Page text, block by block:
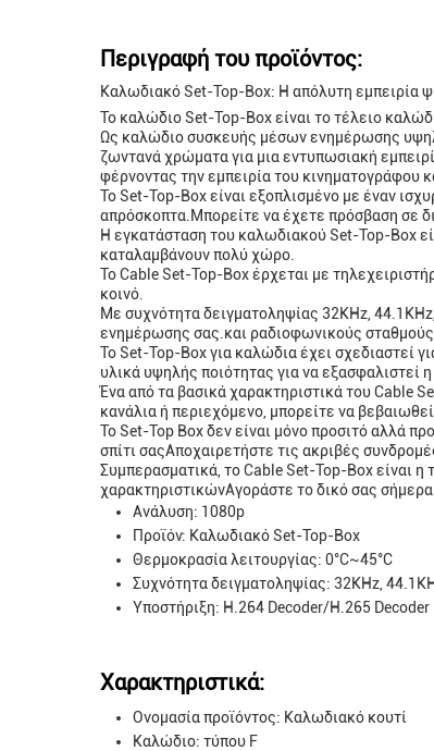
Περιγραφή του προϊόντος:
Καλωδιακό Set-Top-Box: Η απόλυτη εμπειρία
Το καλώδιο Set-Top-Box είναι το τέλειο
Ως καλώδιο συσκευής μέσων ενημέρωσης
ζωντανά χρώματα για μια εντυπωσιακή
φέρνοντας την εμπειρία του κινηματογράφου
Το Set-Top-Box είναι εξοπλισμένο με έναν
απρόσκοπτα.Μπορείτε να έχετε πρόσβαση σε
Η εγκατάσταση του καλωδιακού Set-Top-Box
καταλαμβάνουν πολύ χώρο.
Το Cable Set-Top-Box έρχεται με
κοινό.
Με συχνότητα δειγματοληψίας 32KHz,
ενημέρωσης σας.και ραδιοφωνικούς
Το Set-Top-Box για καλώδια έχει σχεδιαστεί
υλικά υψηλής ποιότητας για να εξασφαλιστεί
Ένα από τα βασικά χαρακτηριστικά του Cable
κανάλια ή περιεχόμενο, μπορείτε να
Το Set-Top Box δεν είναι μόνο προσιτό αλλά
σπίτι σαςΑποχαιρετήστε τις ακριβές
Συμπερασματικά, το Cable Set-Top-Box είναι
χαρακτηριστικώνΑγοράστε το δικό σας
Ανάλυση: 1080p
Προϊόν: Καλωδιακό Set-Top-Box
Θερμοκρασία λειτουργίας: 0°C~45°C
Συχνότητα δειγματοληψίας: 32KHz,
Υποστήριξη: H.264 Decoder/H.265 Decoder
Χαρακτηριστικά:
Ονομασία προϊόντος: Καλωδιακό κουτί
Καλώδιο: τύπου F